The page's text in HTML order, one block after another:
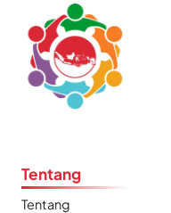
Tentang
Tentang